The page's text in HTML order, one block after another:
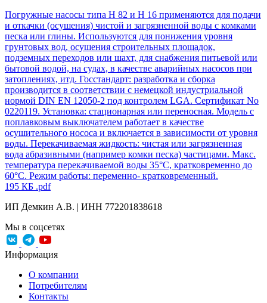
Погружные насосы типа H 82 и H 16 применяются для подачи
и откачки (осушения) чистой и загрязненной воды с комками
песка или глины. Используются для понижения уровня
грунтовых вод, осушения строительных площадок,
подземных переходов или шахт, для снабжения питьевой или
бытовой водой, на судах, в качестве аварийных насосов при
затоплениях, итд. Госстандарт: разработка и сборка
производится в соответствии с немецкой индустриальной
нормой DIN EN 12050-2 под контролем LGA. Сертификат No
0220119. Установка: стационарная или переносная. Mодель с
поплавковым выключателем работает в качестве
осушительного нососа и включается в зависимости от уровня
воды. Перекачиваемая жидкость: чистая или загрязненная
вода абразивными (например комки песка) частицами. Макс.
температура перекачиваемой воды 35°C, кратковременно до
60°C. Режим работы: переменно- кратковременный.
195 КБ .pdf
ИП Демкин А.В. | ИНН 772201838618
Мы в соцсетях
Информация
О компании
Потребителям
Контакты